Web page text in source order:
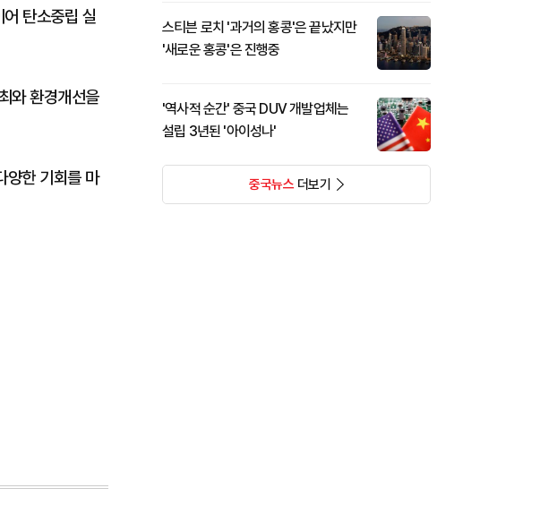
탄소중립 실
와 환경개선을
양한 기회를 마
스티븐 로치 '과거의 홍콩'은 끝났지만
'새로운 홍콩'은 진행중
'역사적 순간' 중국 DUV 개발업체는
설립 3년된 '아이성나'
중국뉴스더보기